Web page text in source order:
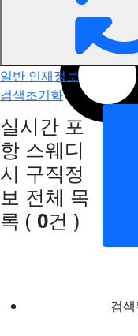
포항 스웨디시 구직정보
일반 인재정보
검색초기화
실시간 포
항 스웨디
시 구직정
보 전체 목
록 ( 0건 )
검